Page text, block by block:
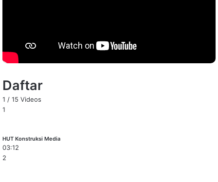
Daftar
1 / 15 Videos
1
HUT Konstruksi Media
03:12
2